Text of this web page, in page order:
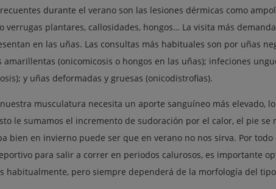
durante el verano son las lesiones dérmicas como
verrugas plantares, callosidades, hongos… La visita más
en las uñas. Las consultas más habituales son por uñas
amarillentas (onicomicosis o hongos en las uñas); infeciones
y uñas deformadas y gruesas (onicodistrofias).
musculatura necesita un aporte sanguíneo más elevado,
le sumamos el incremento de sudoración por el calor, el pie se
bien en invierno puede ser que en verano no nos sirva. Por todo
para salir a correr en periodos calurosos, es importante
habitualmente, pero siempre dependerá de la morfología del